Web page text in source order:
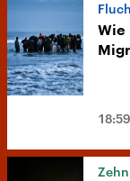
Wie